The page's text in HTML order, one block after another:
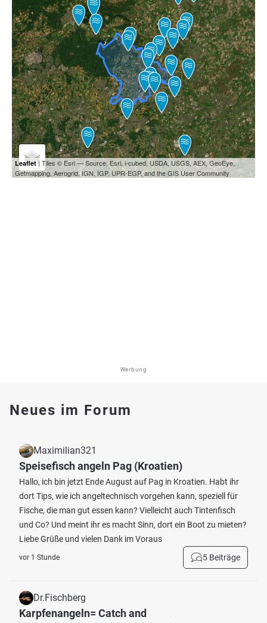
Leaflet| Tiles © Esri — Source: Esri, i-cubed, USDA, USGS, AEX, GeoEye,
Getmapping, Aerogrid, IGN, IGP, UPR-EGP, and the GIS User Community
Werbung
Neues im Forum
Maximilian321
Speisefisch angeln Pag (Kroatien)
Hallo, ich bin jetzt Ende August auf Pag in Kroatien. Habt ihr
dort Tips, wie ich angeltechnisch vorgehen kann, speziell für
Fische, die man gut essen kann? Vielleicht auch Tintenfisch
und Co? Und meint ihr es macht Sinn, dort ein Boot zu mieten?
Liebe Grüße und vielen Dank im Voraus
vor 1 Stunde 5 Beiträge
Dr.Fischberg
Karpfenangeln= Catch and